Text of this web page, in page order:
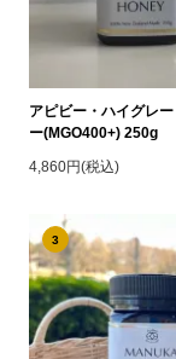
アピビー・ハイグレ
ー(MGO400+) 250g
4,860円(税込)
3